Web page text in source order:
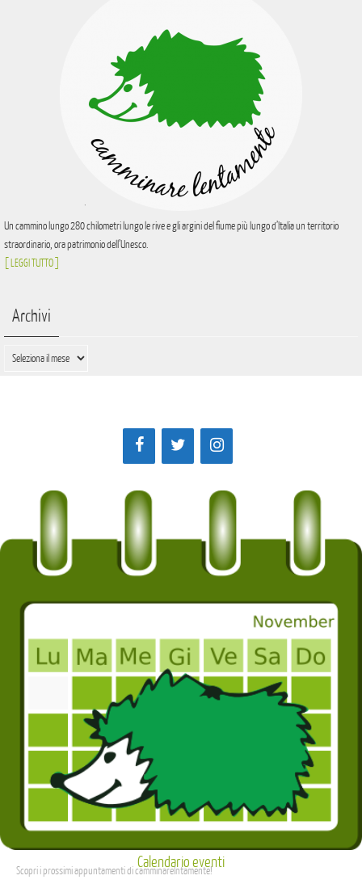
Un cammino lungo 280 chilometri lungo le rive e gli argini del fiume più lungo d’Italia un territorio
straordinario, ora patrimonio dell’Unesco.
[ LEGGI TUTTO ]
Archivi
Archivi
Calendario eventi
Scopri i prossimi appuntamenti di camminarelntamente!